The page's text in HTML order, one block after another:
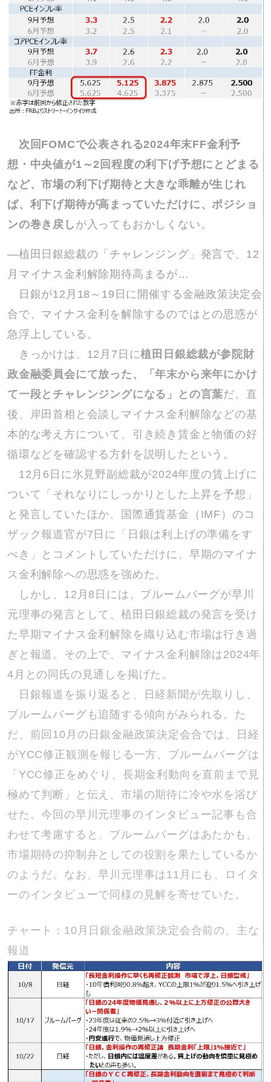
次回FOMCで公表される2024年末FF金利予
想・中央値が1～2回程度の利下げ予想にとどまる
など、市場の利下げ期待と大きな乖離が生じれ
ば、利下げ期待が高まっていただけに、ポジショ
ンの巻き戻し が入ってもおかしくない。
―植田日銀総裁の「チャレンジング」発言で、12
月マイナス金利解除期待高まるが…
日銀が12月18～19日に開催する金融政策決定会
合で、マイナス金利を解除するのではとの思惑が
急浮上している。
きっかけは、12月7日に植田日銀総裁が参院財
政金融委員会にて放った、「年末から来年にかけ
て一段とチャレンジングになる」との言葉だ。直
後、岸田首相と会談しマイナス金利解除などの基
本的な考え方について、引き続き賃金と物価の好
循環などを確認する方針を説明したという。
12月6日に氷見野副総裁が2024年度の賃上げに
ついて「それなりにしっかりとした上昇を予想」
と発言していたほか、国際通貨基金（IMF）のコ
ザック報道官が7日に「日銀は利上げの準備をす
べき」とコメントしていただけに、早期のマイナ
ス金利解除への思惑を強めた。
しかし、12月8日には、ブルームバーグが早川
元理事の発言として、植田日銀総裁の発言を受け
た早期マイナス金利解除を織り込む市場は行き過
ぎと報道。その上で、マイナス金利解除は2024年
4月との同氏の見通しを掲げた。
日銀報道を振り返ると、日経新聞が先取りし、
ブルームバーグも追随する傾向がみられる。た
だ、前回10月の日銀金融政策決定会合では、日経
がYCC修正観測を報じる一方、ブルームバーグは
「YCC修正をめぐり、長期金利動向を直前まで見
極めて判断」と伝え、市場の期待に冷や水を浴び
せた。今回の早川元理事のインタビュー記事も合
わせて考慮すると、ブルームバーグはあたかも、
市場期待の抑制弁としての役割を果たしているか
のようだ。なお、早川元理事は11月にも、ロイタ
ーのインタビューで同様の見解を寄せていた。
チャート：10月日銀金融政策決定会合前の、主な
報道